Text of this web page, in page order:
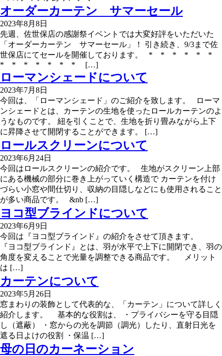
オーダーカーテン サマーセール
2023年8月8日
先週、佐世保店の感謝祭イベントでは大変好評をいただいた
「オーダーカーテン サマーセール」！ 引き続き、9/3まで佐
世保店にてセールを開催しております。 * * * * * *
* * * * * * * […]
ローマンシェードについて
2023年7月8日
今回は、「ローマンシェード」のご紹介を致します。 ローマ
ンシェードとは、カーテンの生地を使ったロールカーテンのよ
うなものです。 紐を引くことで、生地を折り畳みながら上下
に昇降させて開閉することができます。 […]
ロールスクリーンについて
2023年6月24日
今回はロールスクリーンの紹介です。 生地がスクリーン上部
にある機械の部分に巻き上がっていく構造で カーテンを付け
づらい小窓や間仕切り、収納の目隠しなどにも使用されること
が多い商品です。 &nb […]
ヨコ型ブラインドについて
2023年6月9日
今回は『ヨコ型ブラインド』の紹介をさせて頂きます。
『ヨコ型ブラインド』とは、羽が水平で上下に開閉でき、羽の
角度を変えることで光量を調整できる商品です。 メリット
は […]
カーテンについて
2023年5月26日
窓まわりの装飾として代表的な、「カーテン」について詳しく
紹介します。 基本的な役割は、 ・プライバシーを守る目隠
し（遮蔽） ・窓からの光を調節（調光）したり、直射日光を
遮る日よけの役割 ・保温 […]
母の日のカーネーション